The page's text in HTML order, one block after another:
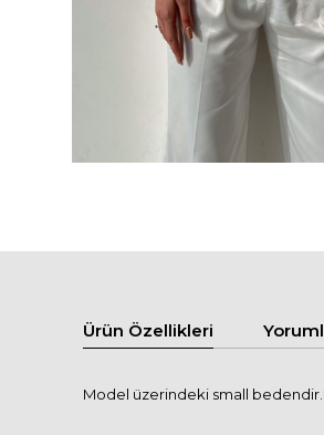
Ürün Özellikleri
Model üzerindeki small